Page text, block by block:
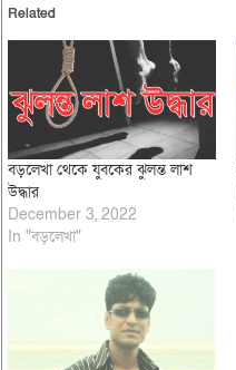
Related
বড়লেখা থেকে যুবকের ঝুলন্ত লাশ
উদ্ধার
December 3, 2022
In "বড়লেখা"